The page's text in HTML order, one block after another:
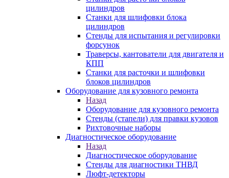
цилиндров
Станки для шлифовки блока
цилиндров
Стенды для испытания и регулировки
форсунок
Траверсы, кантователи для двигателя и
КПП
Станки для расточки и шлифовки
блоков цилиндров
Оборудование для кузовного ремонта
Назад
Оборудование для кузовного ремонта
Стенды (стапели) для правки кузовов
Рихтовочные наборы
Диагностическое оборудование
Назад
Диагностическое оборудование
Стенды для диагностики ТНВД
Люфт-детекторы